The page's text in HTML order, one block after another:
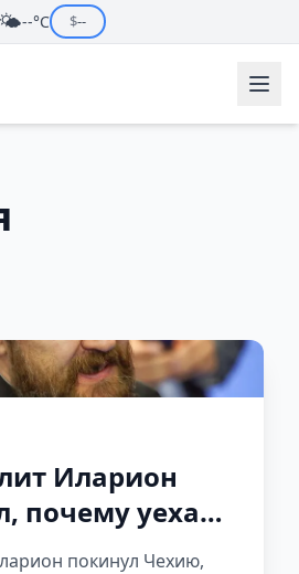
🌤️--°C $--
Иларион
почему уехал
покинул Чехию,